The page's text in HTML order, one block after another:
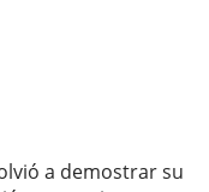
a demostrar su